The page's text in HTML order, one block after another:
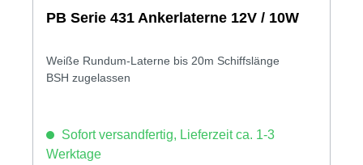
PB Serie 431 Ankerlaterne 12V / 10W
Weiße Rundum-Laterne bis 20m Schiffslänge
BSH zugelassen
Sofort versandfertig, Lieferzeit ca. 1-3
Werktage